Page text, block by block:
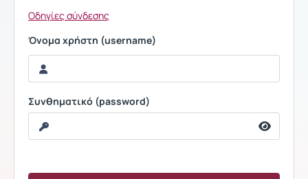
Οδηγίες σύνδεσης
Όνομα χρήστη (username)
Συνθηματικό (password)